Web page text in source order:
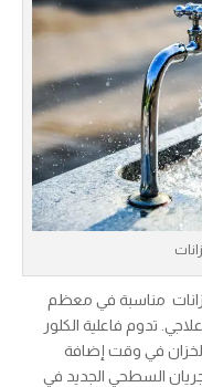
مناسبة في معظم
تدوم فاعلية الكلور
في وقت إضافة
السطحي الجديد في